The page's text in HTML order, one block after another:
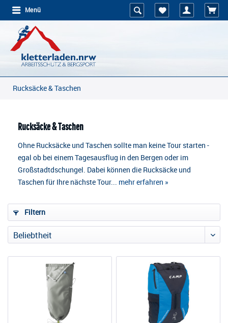
Menü
Rucksäcke & Taschen
Rucksäcke & Taschen
Ohne Rucksäcke und Taschen sollte man keine Tour starten -
egal ob bei einem Tagesausflug in den Bergen oder im
Großstadtdschungel. Dabei können die Rucksäcke und
Taschen für Ihre nächste Tour... mehr erfahren »
Filtern